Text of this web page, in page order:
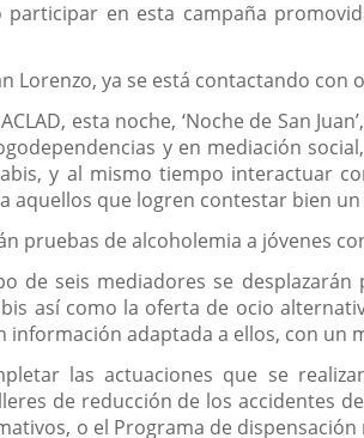
en esta campaña
Lorenzo, ya se está contactando
esta noche, ‘Noche de San
y en mediación
y al mismo tiempo interactuar
aquellos que logren contestar bien
pruebas de alcoholemia a jóvenes
de seis mediadores se
así como la oferta de ocio
adaptada a ellos, con un
las actuaciones que se
de reducción de los accidentes
o el Programa de